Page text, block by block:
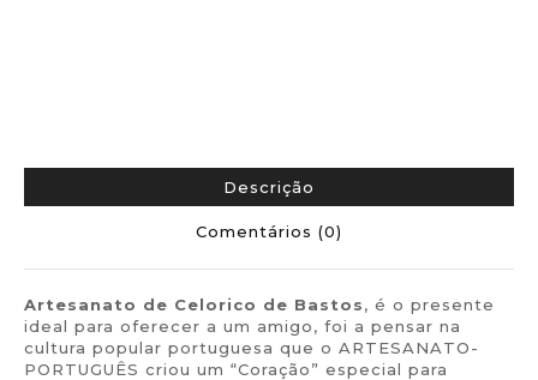
Descrição
Comentários (0)
Artesanato de Celorico de Bastos, é o presente
ideal para oferecer a um amigo, foi a pensar na
cultura popular portuguesa que o ARTESANATO-
PORTUGUÊS criou um “Coração” especial para